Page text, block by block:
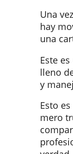
Una
hay
una
Este
lleno
y
Esto
mero